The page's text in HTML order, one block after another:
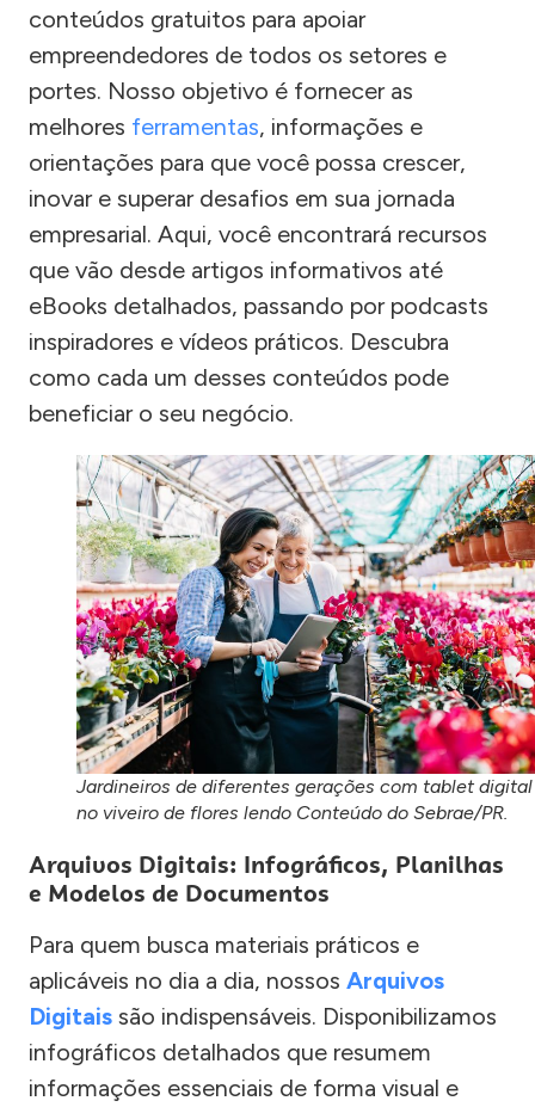
conteúdos gratuitos para apoiar
empreendedores de todos os setores e
portes. Nosso objetivo é fornecer as
melhores ferramentas, informações e
orientações para que você possa crescer,
inovar e superar desafios em sua jornada
empresarial. Aqui, você encontrará recursos
que vão desde artigos informativos até
eBooks detalhados, passando por podcasts
inspiradores e vídeos práticos. Descubra
como cada um desses conteúdos pode
beneficiar o seu negócio.
Jardineiros de diferentes gerações com tablet digital
no viveiro de flores lendo Conteúdo do Sebrae/PR.
Arquivos Digitais: Infográficos, Planilhas
e Modelos de Documentos
Para quem busca materiais práticos e
aplicáveis no dia a dia, nossos Arquivos
Digitais são indispensáveis. Disponibilizamos
infográficos detalhados que resumem
informações essenciais de forma visual e